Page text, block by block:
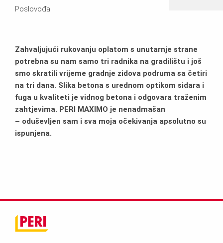
Poslovođa
Zahvaljujući rukovanju oplatom s unutarnje strane
potrebna su nam samo tri radnika na gradilištu i još
smo skratili vrijeme gradnje zidova podruma sa četiri
na tri dana. Slika betona s urednom optikom sidara i
fuga u kvaliteti je vidnog betona i odgovara traženim
zahtjevima. PERI MAXIMO je nenadmašan
– oduševljen sam i sva moja očekivanja apsolutno su
ispunjena.